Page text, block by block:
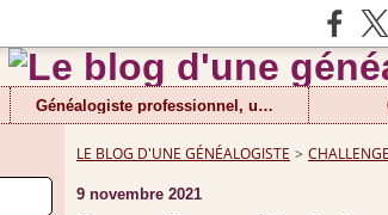
Généalogiste professionnel, un métier
LE BLOG D'UNE GÉNÉALOGISTE >
9 novembre 2021